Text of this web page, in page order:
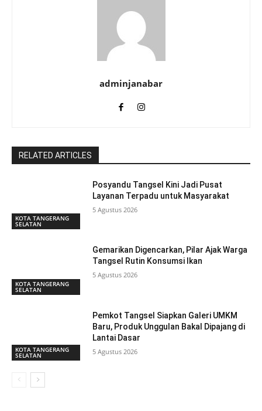
adminjanabar
RELATED ARTICLES
KOTA TANGERANG
SELATAN
Posyandu Tangsel Kini Jadi Pusat
Layanan Terpadu untuk Masyarakat
5 Agustus 2026
KOTA TANGERANG
SELATAN
Gemarikan Digencarkan, Pilar Ajak Warga
Tangsel Rutin Konsumsi Ikan
5 Agustus 2026
KOTA TANGERANG
SELATAN
Pemkot Tangsel Siapkan Galeri UMKM
Baru, Produk Unggulan Bakal Dipajang di
Lantai Dasar
5 Agustus 2026